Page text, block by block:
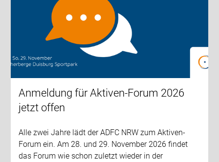
Anmeldung für Aktiven-Forum 2026
jetzt offen
Alle zwei Jahre lädt der ADFC NRW zum Aktiven-
Forum ein. Am 28. und 29. November 2026 findet
das Forum wie schon zuletzt wieder in der